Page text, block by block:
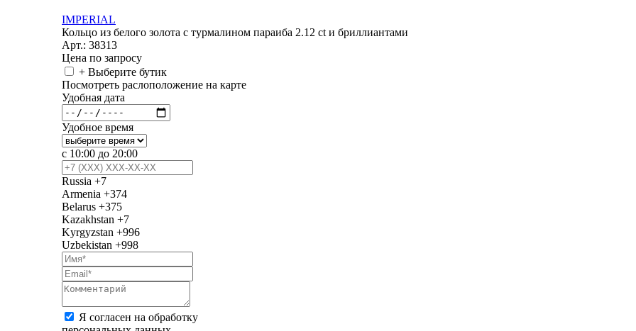
IMPERIAL
Кольцо из белого золота с турмалином параиба 2.12 ct и бриллиантами
Арт.: 38313
Цена по запросу
+ Выберите бутик
Посмотреть раслоположение на карте
Удобная дата
Удобное время
с 10:00 до 20:00
Russia +7
Armenia +374
Belarus +375
Kazakhstan +7
Kyrgyzstan +996
Uzbekistan +998
Я согласен на обработку